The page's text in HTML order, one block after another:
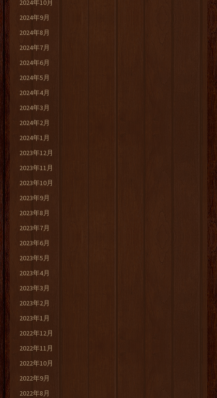
2024年10月
2024年9月
2024年8月
2024年7月
2024年6月
2024年5月
2024年4月
2024年3月
2024年2月
2024年1月
2023年12月
2023年11月
2023年10月
2023年9月
2023年8月
2023年7月
2023年6月
2023年5月
2023年4月
2023年3月
2023年2月
2023年1月
2022年12月
2022年11月
2022年10月
2022年9月
2022年8月